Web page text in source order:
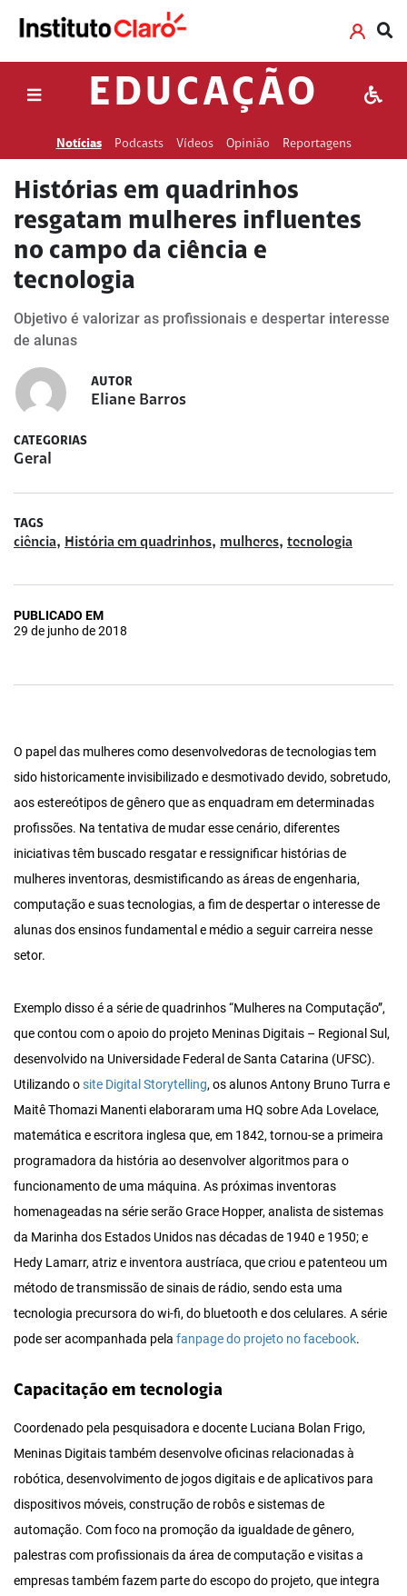
EDUCAÇÃO
Notícias Podcasts Vídeos Opinião Reportagens
Histórias em quadrinhos
resgatam mulheres influentes
no campo da ciência e
tecnologia
Objetivo é valorizar as profissionais e despertar interesse
de alunas
AUTOR
Eliane Barros
CATEGORIAS
Geral
TAGS
ciência, História em quadrinhos, mulheres, tecnologia
PUBLICADO EM
29 de junho de 2018
O papel das mulheres como desenvolvedoras de tecnologias tem
sido historicamente invisibilizado e desmotivado devido, sobretudo,
aos estereótipos de gênero que as enquadram em determinadas
profissões. Na tentativa de mudar esse cenário, diferentes
iniciativas têm buscado resgatar e ressignificar histórias de
mulheres inventoras, desmistificando as áreas de engenharia,
computação e suas tecnologias, a fim de despertar o interesse de
alunas dos ensinos fundamental e médio a seguir carreira nesse
setor.
Exemplo disso é a série de quadrinhos “Mulheres na Computação”,
que contou com o apoio do projeto Meninas Digitais – Regional Sul,
desenvolvido na Universidade Federal de Santa Catarina (UFSC).
Utilizando osite Digital Storytelling, os alunos Antony Bruno Turra e
Maitê Thomazi Manenti elaboraram uma HQ sobre Ada Lovelace,
matemática e escritora inglesa que, em 1842, tornou-se a primeira
programadora da história ao desenvolver algoritmos para o
funcionamento de uma máquina. As próximas inventoras
homenageadas na série serão Grace Hopper, analista de sistemas
da Marinha dos Estados Unidos nas décadas de 1940 e 1950; e
Hedy Lamarr, atriz e inventora austríaca, que criou e patenteou um
método de transmissão de sinais de rádio, sendo esta uma
tecnologia precursora do wi-fi, do bluetooth e dos celulares. A série
pode ser acompanhada pela fanpage do projeto no facebook.
Capacitação em tecnologia
Coordenado pela pesquisadora e docente Luciana Bolan Frigo,
Meninas Digitais também desenvolve oficinas relacionadas à
robótica, desenvolvimento de jogos digitais e de aplicativos para
dispositivos móveis, construção de robôs e sistemas de
automação. Com foco na promoção da igualdade de gênero,
palestras com profissionais da área de computação e visitas a
empresas também fazem parte do escopo do projeto, que integra